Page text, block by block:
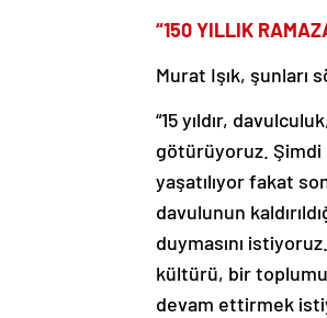
“150 YILLIK
Murat Işık, şunları
“15 yıldır,
götürüyoruz. Şimdi
yaşatılıyor fakat
davulunun
duymasını
kültürü, bir
devam ettirmek